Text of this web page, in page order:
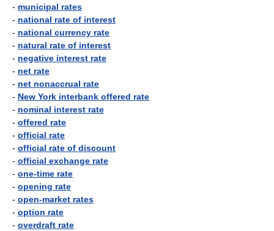
- municipal rates
- national rate of interest
- national currency rate
- natural rate of interest
- negative interest rate
- net rate
- net nonaccrual rate
- New York interbank offered rate
- nominal interest rate
- offered rate
- official rate
- official rate of discount
- official exchange rate
- one-time rate
- opening rate
- open-market rates
- option rate
- overdraft rate